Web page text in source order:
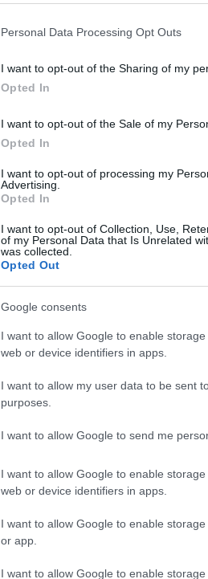
Personal Data Processing Opt Outs
I want to opt-out of the Sharing of my
Opted In
I want to opt-out of the Sale of my
Opted In
I want to opt-out of processing my
Advertising.
Opted In
I want to opt-out of Collection, Use,
of my Personal Data that Is Unrelated
was collected.
Opted Out
Google consents
I want to allow Google to enable
web or device identifiers in apps.
I want to allow my user data to be sent
purposes.
I want to allow Google to send me
I want to allow Google to enable
web or device identifiers in apps.
I want to allow Google to enable
or app.
I want to allow Google to enable